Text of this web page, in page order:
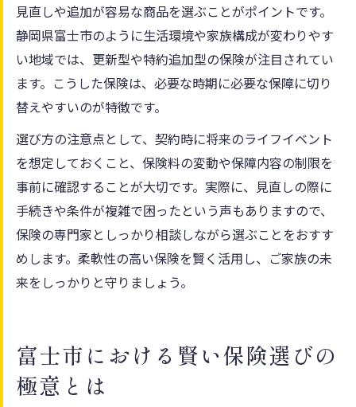
見直しや追加が容易な商品を選ぶことがポイントです。
静岡県富士市のように生活環境や家族構成が変わりやす
い地域では、更新型や特約追加型の保険が注目されてい
ます。こうした保険は、必要な時期に必要な保障に切り
替えやすいのが特徴です。
選び方の注意点として、契約時に将来のライフイベント
を想定しておくこと、保険料の変動や保障内容の制限を
事前に確認することが大切です。実際に、見直しの際に
手続きや条件が複雑で困ったという声もありますので、
保険の専門家としっかり相談しながら選ぶことをおすす
めします。柔軟性の高い保険を賢く活用し、ご家族の未
来をしっかりと守りましょう。
富士市における賢い保険選びの
極意とは